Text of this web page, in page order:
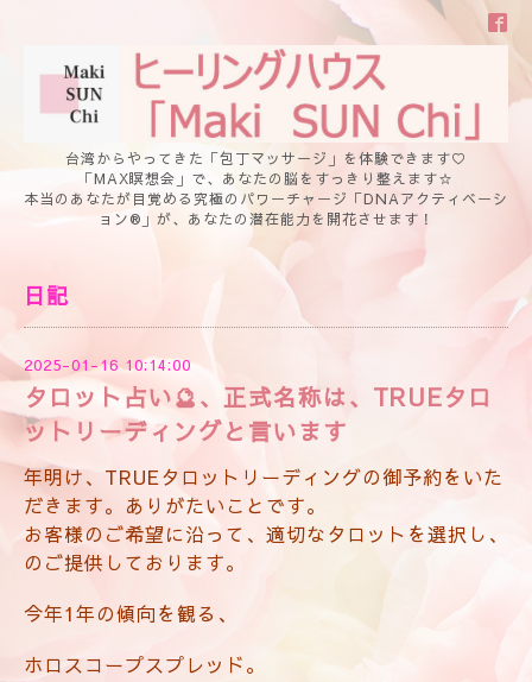
台湾からやってきた「包丁マッサージ」を体験できます♡
「MAX瞑想会」で、あなたの脳をすっきり整えます☆
本当のあなたが目覚める究極のパワーチャージ「DNAアクティベーシ
ョン®」が、あなたの潜在能力を開花させます！
日記
2025-01-16 10:14:00
タロット占い🔮、正式名称は、TRUEタロ
ットリーディングと言います
年明け、TRUEタロットリーディングの御予約をいた
だきます。ありがたいことです。
お客様のご希望に沿って、適切なタロットを選択し、
のご提供しております。
今年1年の傾向を観る、
ホロスコープスプレッド。